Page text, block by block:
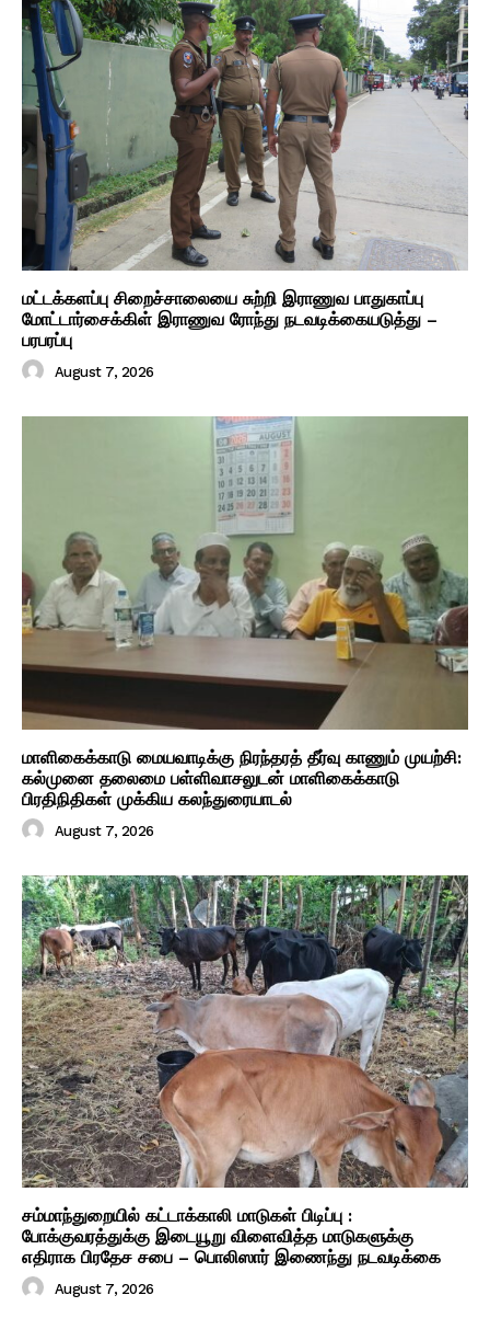
மட்டக்களப்பு சிறைச்சாலையை சுற்றி இராணுவ பாதுகாப்பு
மோட்டார்சைக்கிள் இராணுவ ரோந்து நடவடிக்கையடுத்து –
பரபரப்பு
August 7, 2026
மாளிகைக்காடு மையவாடிக்கு நிரந்தரத் தீர்வு காணும் முயற்சி:
கல்முனை தலைமை பள்ளிவாசலுடன் மாளிகைக்காடு
பிரதிநிதிகள் முக்கிய கலந்துரையாடல்
August 7, 2026
சம்மாந்துறையில் கட்டாக்காலி மாடுகள் பிடிப்பு :
போக்குவரத்துக்கு இடையூறு விளைவித்த மாடுகளுக்கு
எதிராக பிரதேச சபை – பொலிஸார் இணைந்து நடவடிக்கை
August 7, 2026